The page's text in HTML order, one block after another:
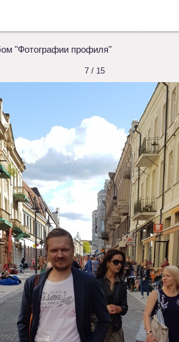
"Фотографии профиля"
7 / 15